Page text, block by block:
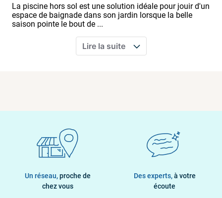
La piscine hors sol est une solution idéale pour jouir d'un
espace de baignade dans son jardin lorsque la belle
saison pointe le bout de ...
Lire la suite
Un réseau,proche de
chez vous
Des experts,à votre
écoute